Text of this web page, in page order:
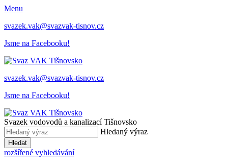
Menu
svazek.vak@svazvak-tisnov.cz
Jsme na Facebooku!
svazek.vak@svazvak-tisnov.cz
Jsme na Facebooku!
Svazek vodovodů a kanalizací Tišnovsko
Hledaný výraz
Hledat
rozšířené vyhledávání